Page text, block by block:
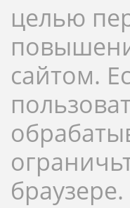
целью
сайтом.
браузере.